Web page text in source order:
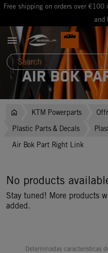
Free shipping on orders over
and

Air Bok
KTM Powerparts
Plastic Parts & Decals
Air Bok Part Right Link
No products
Stay tuned! More products
added.
Determinadas características